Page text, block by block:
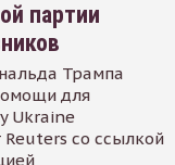
партии
Трампа
для
Ukraine
со ссылкой